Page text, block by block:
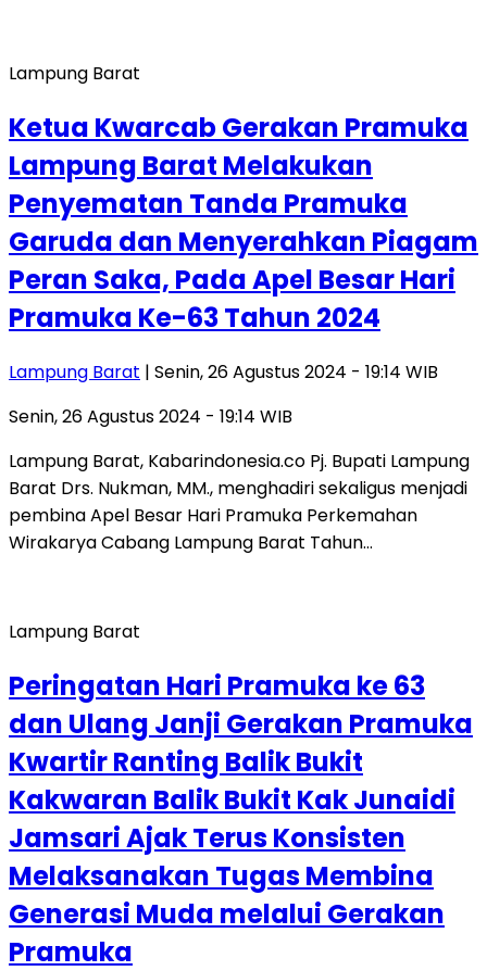
Lampung Barat
Ketua Kwarcab Gerakan Pramuka
Lampung Barat Melakukan
Penyematan Tanda Pramuka
Garuda dan Menyerahkan Piagam
Peran Saka, Pada Apel Besar Hari
Pramuka Ke-63 Tahun 2024
Lampung Barat | Senin, 26 Agustus 2024 - 19:14 WIB
Senin, 26 Agustus 2024 - 19:14 WIB
Lampung Barat, Kabarindonesia.co Pj. Bupati Lampung
Barat Drs. Nukman, MM., menghadiri sekaligus menjadi
pembina Apel Besar Hari Pramuka Perkemahan
Wirakarya Cabang Lampung Barat Tahun…
Lampung Barat
Peringatan Hari Pramuka ke 63
dan Ulang Janji Gerakan Pramuka
Kwartir Ranting Balik Bukit
Kakwaran Balik Bukit Kak Junaidi
Jamsari Ajak Terus Konsisten
Melaksanakan Tugas Membina
Generasi Muda melalui Gerakan
Pramuka